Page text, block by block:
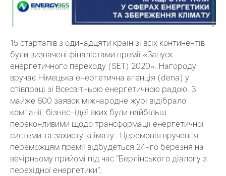
15 стартапів з одинадцяти країн зі всіх континентів
були визначені фіналістами премії «Запуск
енергетичного переходу (SET) 2020». Нагороду
вручає Німецька енергетична агенція (dena) у
співпраці зі Всесвітньою енергетичною радою. З
майже 600 заявок міжнародне журі відібрало
компанії, бізнес-ідеї яких були найбільш
переконливими щодо трансформації енергетичної
системи та захисту клімату. Церемонія вручення
переможцям премії відбудеться 24-го березня на
вечірньому прийомі під час "Берлінського діалогу з
перехідної енергетики".